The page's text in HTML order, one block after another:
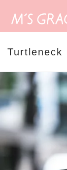
Turtleneck